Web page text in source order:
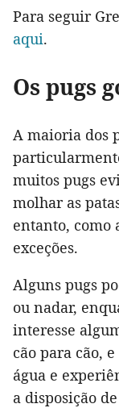
Para seguir
aqui.
Os pugs
A maioria dos
muitos pugs
molhar as
entanto, como
exceções.
Alguns pugs
ou nadar,
interesse
cão para cão,
água e
a disposição